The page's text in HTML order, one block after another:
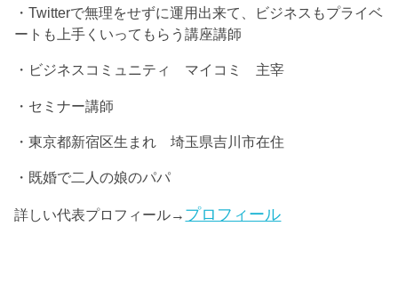
・Twitterで無理をせずに運用出来て、ビジネスもプライベ
ートも上手くいってもらう講座講師
・ビジネスコミュニティ マイコミ 主宰
・セミナー講師
・東京都新宿区生まれ 埼玉県吉川市在住
・既婚で二人の娘のパパ
詳しい代表プロフィール→ プロフィール